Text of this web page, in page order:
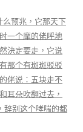
么预兆，它那天下
一个摩的佬呼地
決定要走，它说
那个有斑斑驳驳
佬说：五块走不
耳朵吹翻过去，
辞别这个哮喘的都